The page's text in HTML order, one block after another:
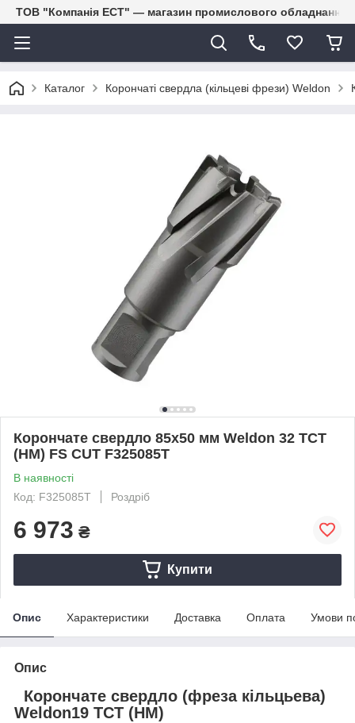
ТОВ "Компанія ЕСТ" — магазин промислового обладнання
Каталог Корончаті свердла (кільцеві фрези) Weldon
Корончате свердло 85x50 мм Weldon 32 TCT
(НМ) FS CUT F325085T
В наявності
Код: F325085T
Роздріб
6 973 ₴
Купити
Опис Характеристики Доставка Оплата Умови
Опис
Корончате свердло (фреза кільцьева)
Weldon19 TCT (HM)